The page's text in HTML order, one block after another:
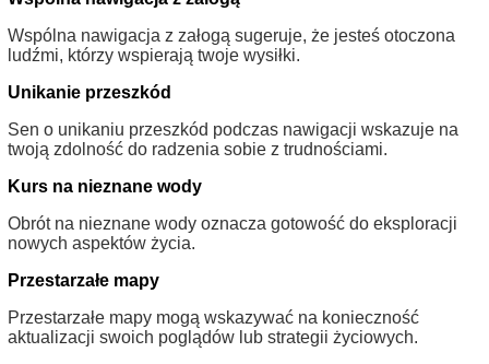
Wspólna nawigacja z załogą sugeruje, że jesteś otoczona
ludźmi, którzy wspierają twoje wysiłki.
Unikanie przeszkód
Sen o unikaniu przeszkód podczas nawigacji wskazuje na
twoją zdolność do radzenia sobie z trudnościami.
Kurs na nieznane wody
Obrót na nieznane wody oznacza gotowość do eksploracji
nowych aspektów życia.
Przestarzałe mapy
Przestarzałe mapy mogą wskazywać na konieczność
aktualizacji swoich poglądów lub strategii życiowych.